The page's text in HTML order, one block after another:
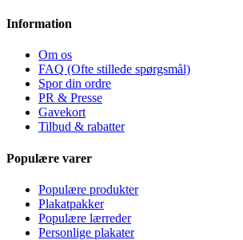
Information
Om os
FAQ (Ofte stillede spørgsmål)
Spor din ordre
PR & Presse
Gavekort
Tilbud & rabatter
Populære varer
Populære produkter
Plakatpakker
Populære lærreder
Personlige plakater